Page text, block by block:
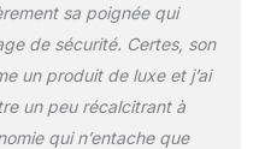
sa poignée qui
de sécurité. Certes, son
un produit de luxe et j’ai
un peu récalcitrant à
qui n’entache que